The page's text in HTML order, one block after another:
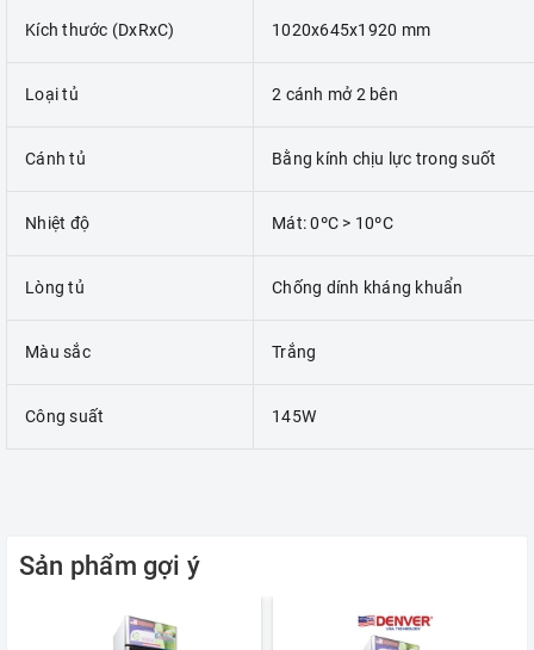
Kích thước (DxRxC) 1020x645x1920 mm
Loại tủ 2 cánh mở 2 bên
Cánh tủ Bằng kính chịu lực trong suốt
Nhiệt độ Mát: 0ºC > 10ºC
Lòng tủ Chống dính kháng khuẩn
Màu sắc Trắng
Công suất 145W
Sản phẩm gợi ý